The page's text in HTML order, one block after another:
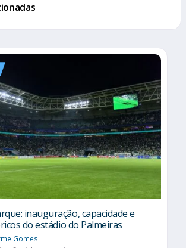
inauguração, capacidade e
do estádio do Palmeiras
Gomes